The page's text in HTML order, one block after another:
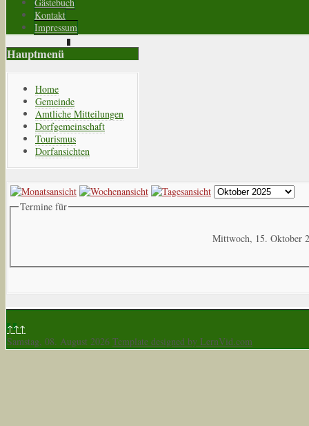
Kontakt
Impressum
Hauptmenü
Home
Gemeinde
Amtliche Mitteilungen
Dorfgemeinschaft
Tourismus
Dorfansichten
Termine für
Mittwoch, 15. Oktober
↑↑↑
Samstag, 08. August 2026 Template designed by LernVid.com